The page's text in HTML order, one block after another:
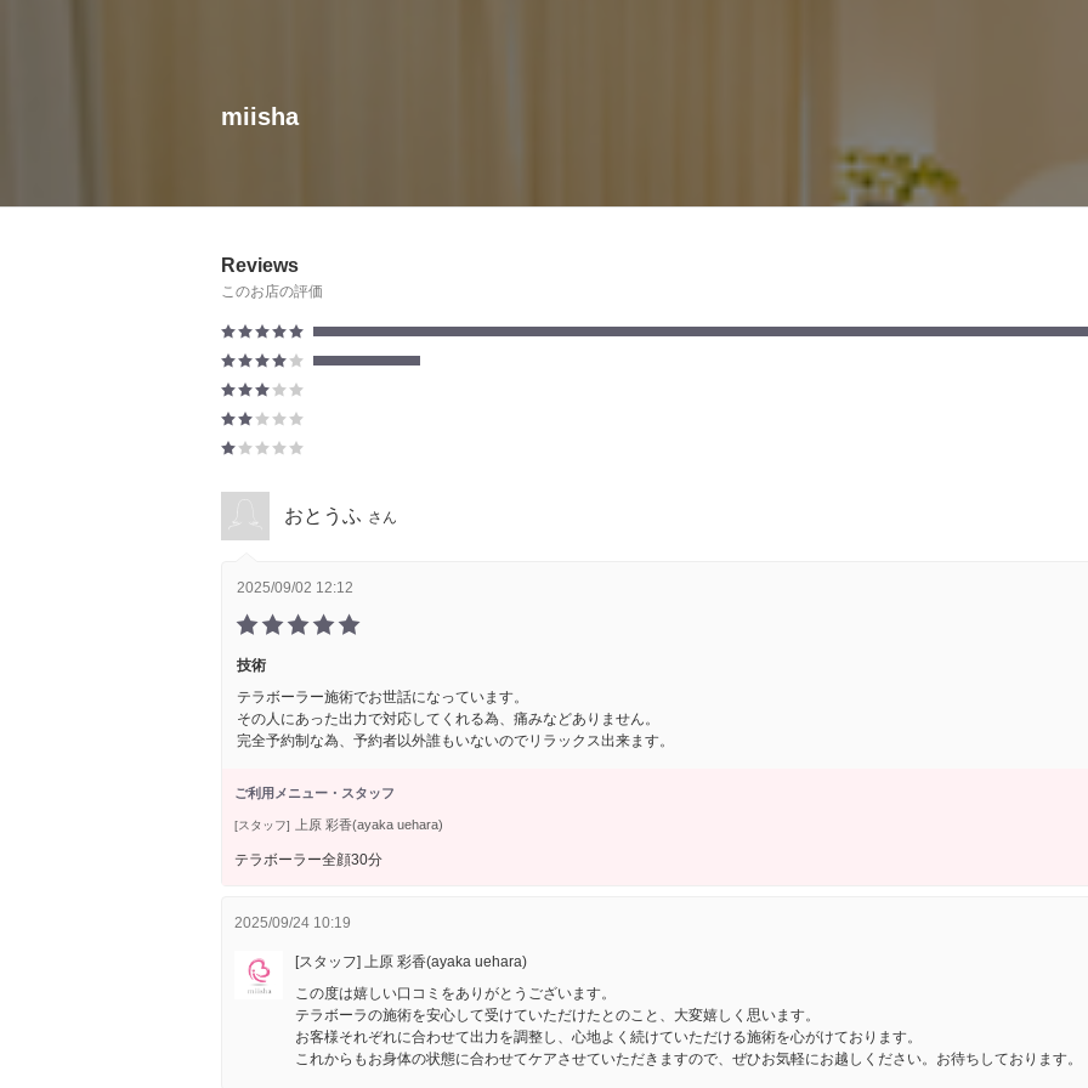
miisha
Reviews
このお店の評価
おとうふ さん
2025/09/02 12:12
技術
テラボーラー施術でお世話になっています。
その人にあった出力で対応してくれる為、痛みなどありません。
完全予約制な為、予約者以外誰もいないのでリラックス出来ます。
ご利用メニュー・スタッフ
[スタッフ] 上原 彩香(ayaka uehara)
テラボーラー全顔30分
2025/09/24 10:19
[スタッフ] 上原 彩香(ayaka uehara)
この度は嬉しい口コミをありがとうございます。
テラボーラの施術を安心して受けていただけたとのこと、大変嬉しく思います。
お客様それぞれに合わせて出力を調整し、心地よく続けていただける施術を心がけております。
これからもお身体の状態に合わせてケアさせていただきますので、ぜひお気軽にお越しください。お待ちしております。